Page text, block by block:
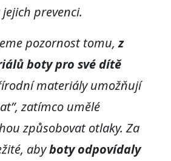
prevenci.
pozornost tomu,z
boty pro své dítě
materiály umožňují
zatímco umělé
způsobovat otlaky. Za
abyboty odpovídaly